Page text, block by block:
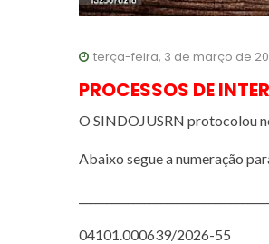
terça-feira, 3 de março de
PROCESSOS DE
O SINDOJUSRN protocolou
Abaixo segue a numeração
04101.000639/2026-55